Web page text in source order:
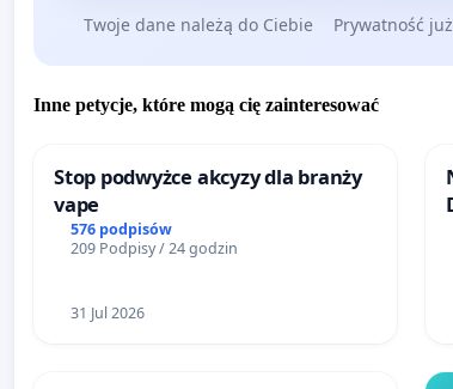
Twoje dane należą do Ciebie Prywatność
Inne petycje, które mogą cię zainteresować
Stop podwyżce akcyzy dla branży
vape
576 podpisów
209 Podpisy / 24 godzin
31 Jul 2026